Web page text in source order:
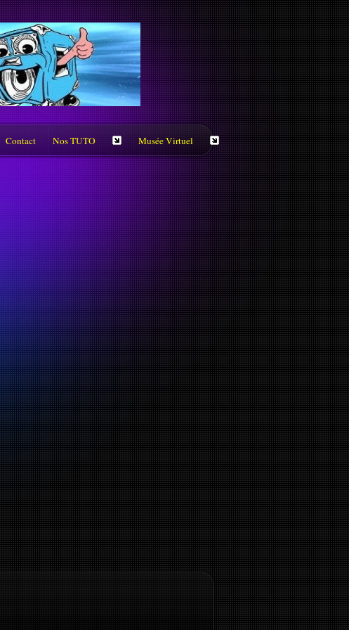
Contact Nos TUTO Musée Virtuel